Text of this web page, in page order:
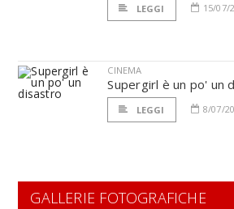
LEGGI 15/07/
CINEMA
Supergirl è un po' un
LEGGI 8/07/
GALLERIE FOTOGRAFICHE